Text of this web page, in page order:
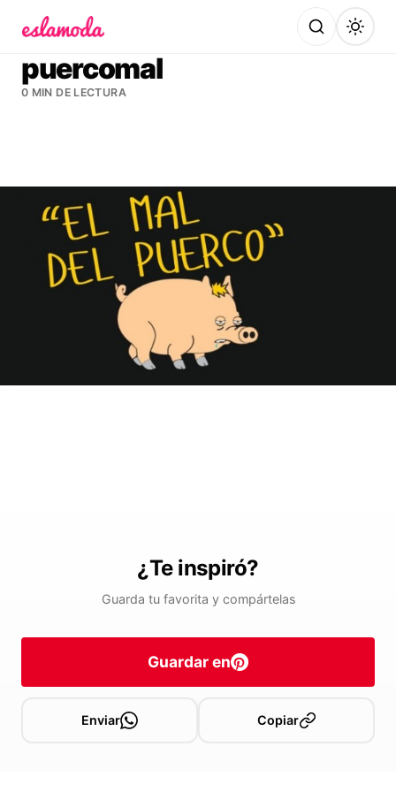
puercomal
0 MIN DE LECTURA
¿Te inspiró?
Guarda tu favorita y compártelas
Guardar en
Enviar Copiar